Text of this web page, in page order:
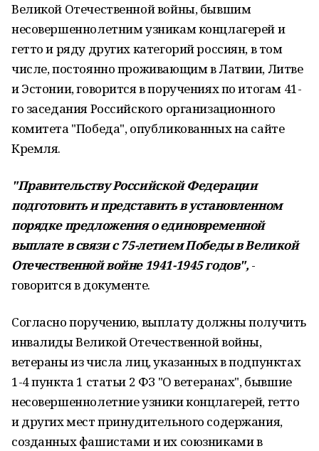
Великой Отечественной войны, бывшим
несовершеннолетним узникам концлагерей и
гетто и ряду других категорий россиян, в том
числе, постоянно проживающим в Латвии, Литве
и Эстонии, говорится в поручениях по итогам 41-
го заседания Российского организационного
комитета "Победа", опубликованных на сайте
Кремля.
"Правительству Российской Федерации
подготовить и представить в установленном
порядке предложения о единовременной
выплате в связи с 75-летием Победы в Великой
Отечественной войне 1941-1945 годов", -
говорится в документе.
Согласно поручению, выплату должны получить
инвалиды Великой Отечественной войны,
ветераны из числа лиц, указанных в подпунктах
1-4 пункта 1 статьи 2 ФЗ "О ветеранах", бывшие
несовершеннолетние узники концлагерей, гетто
и других мест принудительного содержания,
созданных фашистами и их союзниками в